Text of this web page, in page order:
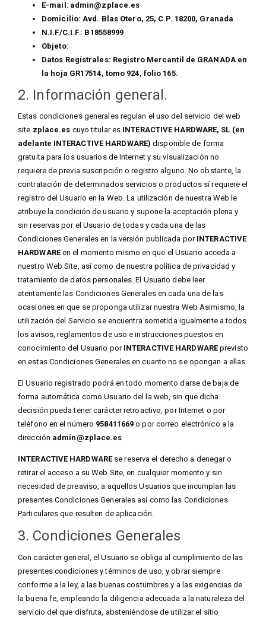
E-mail : admin@zplace.es
Domicilio:Avd. Blas Otero, 25, C.P. 18200, Granada
N.I.F/C.I.F.: B18558999
Objeto:
Datos Regístrales: Registro Mercantil de GRANADA en
la hoja GR17514, tomo 924, folio 165.
2. Información general.
Estas condiciones generales regulan el uso del servicio del web
site zplace.es cuyo titular es INTERACTIVE HARDWARE, SL (en
adelante INTERACTIVE HARDWARE) disponible de forma
gratuita para los usuarios de Internet y su visualización no
requiere de previa suscripción o registro alguno. No obstante, la
contratación de determinados servicios o productos sí requiere el
registro del Usuario en la Web. La utilización de nuestra Web le
atribuye la condición de usuario y supone la aceptación plena y
sin reservas por el Usuario de todas y cada una de las
Condiciones Generales en la versión publicada por INTERACTIVE
HARDWARE en el momento mismo en que el Usuario acceda a
nuestro Web Site, así como de nuestra política de privacidad y
tratamiento de datos personales. El Usuario debe leer
atentamente las Condiciones Generales en cada una de las
ocasiones en que se proponga utilizar nuestra Web Asimismo, la
utilización del Servicio se encuentra sometida igualmente a todos
los avisos, reglamentos de uso e instrucciones puestos en
conocimiento del Usuario por INTERACTIVE HARDWARE previsto
en estas Condiciones Generales en cuanto no se opongan a ellas.
El Usuario registrado podrá en todo momento darse de baja de
forma automática como Usuario del la web, sin que dicha
decisión pueda tener carácter retroactivo, por Internet o por
teléfono en el número 958411669o por correo electrónico a la
dirección admin@zplace.es
INTERACTIVE HARDWARE se reserva el derecho a denegar o
retirar el acceso a su Web Site, en cualquier momento y sin
necesidad de preaviso, a aquellos Usuarios que incumplan las
presentes Condiciones Generales así como las Condiciones
Particulares que resulten de aplicación.
3. Condiciones Generales
Con carácter general, el Usuario se obliga al cumplimiento de las
presentes condiciones y términos de uso, y obrar siempre
conforme a la ley, a las buenas costumbres y a las exigencias de
la buena fe, empleando la diligencia adecuada a la naturaleza del
servicio del que disfruta, absteniéndose de utilizar el sitio